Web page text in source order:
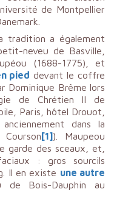
de Montpellier
tradition a également
neveu de Basville,
(1688-1775), et
pied devant le coffre
Dominique Brême lors
de Chrétien II de
Paris, hôtel Drouot,
dans la
[1]). Maupeou
garde des sceaux, et,
: gros sourcils
Il en existe une autre
de Bois-Dauphin au